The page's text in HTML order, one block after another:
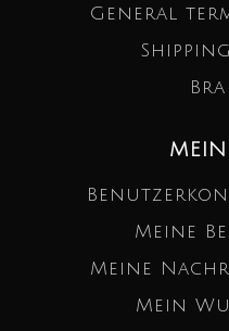
General
Meine
Meine
Mein